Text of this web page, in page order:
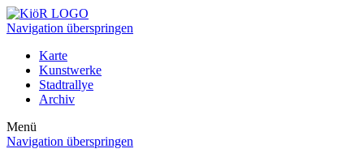
Navigation überspringen
Karte
Kunstwerke
Stadtrallye
Archiv
Menü
Navigation überspringen